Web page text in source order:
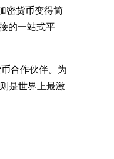
密货币变得简
的一站式平
合作伙伴。为
是世界上最激